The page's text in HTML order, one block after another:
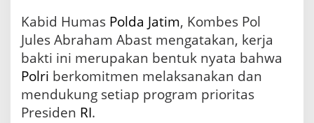
g
a
m
e
r
Kabid Humas Polda Jatim, Kombes Pol
Jules Abraham Abast mengatakan, kerja
bakti ini merupakan bentuk nyata bahwa
Polri berkomitmen melaksanakan dan
mendukung setiap program prioritas
Presiden RI.